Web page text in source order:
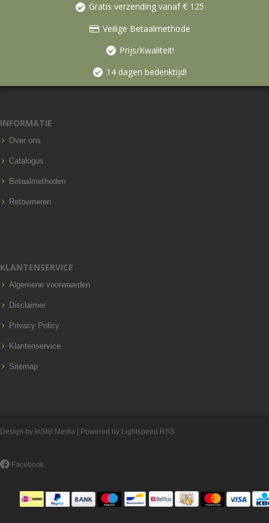
Gratis verzending vanaf € 125
Veilige Betaalmethode
Prijs/Kwaliteit!
14 dagen bedenktijd!
INFORMATIE
Over ons
Catalogus
Betaalmethoden
Retourneren
KLANTENSERVICE
Algemene voorwaarden
Disclaimer
Privacy Policy
Klantenservice
Sitemap
Design by InStijl Media | Powered by Lightspeed RSS
Facebook